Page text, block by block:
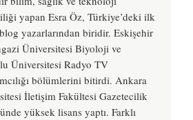
yapan Esra Öz, Türkiye’deki ilk
yazarlarından biridir. Eskişehir
Üniversitesi Biyoloji ve
Üniversitesi Radyo TV
bölümlerini bitirdi. Ankara
İletişim Fakültesi Gazetecilik
yüksek lisans yaptı. Farklı